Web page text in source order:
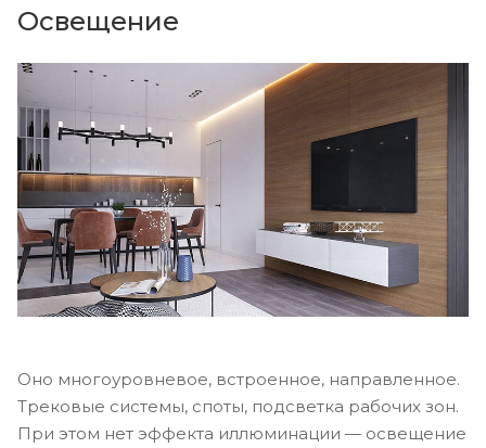
Освещение
Оно многоуровневое, встроенное, направленное.
Трековые системы, споты, подсветка рабочих зон.
При этом нет эффекта иллюминации — освещение